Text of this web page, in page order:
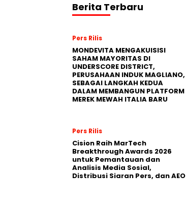
Berita Terbaru
Pers Rilis
MONDEVITA MENGAKUISISI
SAHAM MAYORITAS DI
UNDERSCORE DISTRICT,
PERUSAHAAN INDUK MAGLIANO,
SEBAGAI LANGKAH KEDUA
DALAM MEMBANGUN PLATFORM
MEREK MEWAH ITALIA BARU
Pers Rilis
Cision Raih MarTech
Breakthrough Awards 2026
untuk Pemantauan dan
Analisis Media Sosial,
Distribusi Siaran Pers, dan AEO